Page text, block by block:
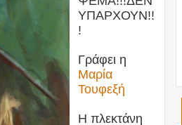
ΥΠΑΡΧΟΥΝ!!
!
Γράφει η
Μαρία
Τουφεξή
Η πλεκτάνη